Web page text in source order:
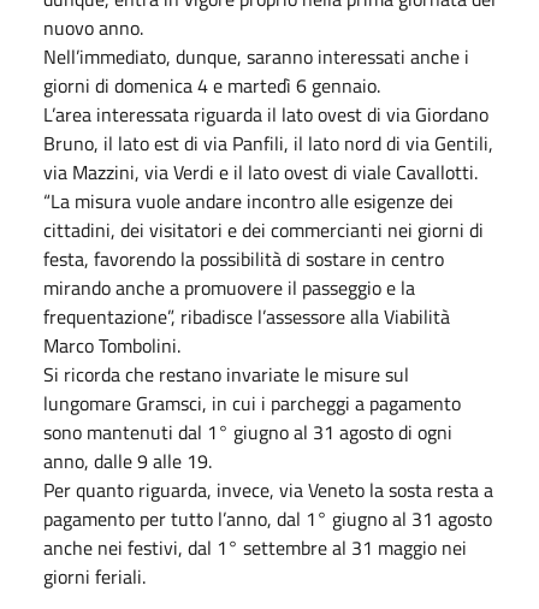
nuovo anno.
Nell’immediato, dunque, saranno interessati anche i
giorni di domenica 4 e martedì 6 gennaio.
L’area interessata riguarda il lato ovest di via Giordano
Bruno, il lato est di via Panfili, il lato nord di via Gentili,
via Mazzini, via Verdi e il lato ovest di viale Cavallotti.
“La misura vuole andare incontro alle esigenze dei
cittadini, dei visitatori e dei commercianti nei giorni di
festa, favorendo la possibilità di sostare in centro
mirando anche a promuovere il passeggio e la
frequentazione”, ribadisce l’assessore alla Viabilità
Marco Tombolini.
Si ricorda che restano invariate le misure sul
lungomare Gramsci, in cui i parcheggi a pagamento
sono mantenuti dal 1° giugno al 31 agosto di ogni
anno, dalle 9 alle 19.
Per quanto riguarda, invece, via Veneto la sosta resta a
pagamento per tutto l’anno, dal 1° giugno al 31 agosto
anche nei festivi, dal 1° settembre al 31 maggio nei
giorni feriali.